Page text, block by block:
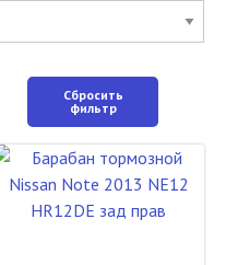
Сбросить
фильтр